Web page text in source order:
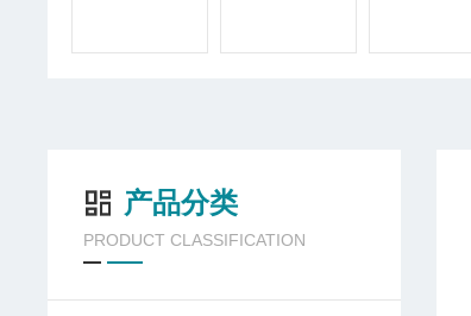
产品分类
PRODUCT CLASSIFICATION